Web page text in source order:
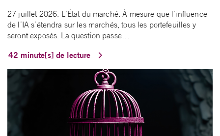
27 juillet 2026. L’État du marché. À mesure que l’influence
de l’IA s’étendra sur les marchés, tous les portefeuilles y
seront exposés. La question passe…
42 minute[s] de lecture